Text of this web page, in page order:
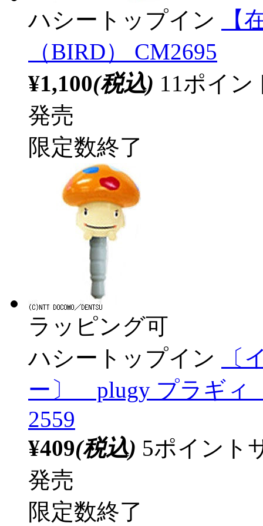
ハシートップイン
【
（BIRD） CM2695
¥1,100(税込) 11ポイ
発売
限定数終了
ラッピング可
ハシートップイン
〔
ー〕 plugy プラギィ
2559
¥409(税込) 5ポイント
発売
限定数終了